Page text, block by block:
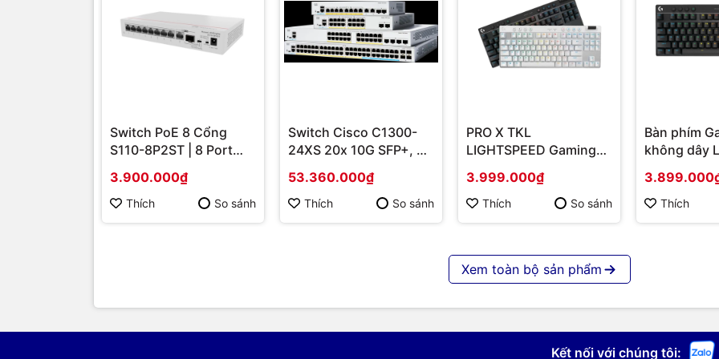
Switch PoE 8 Cổng
S110-8P2ST | 8 Port
Giá Tốt
3.900.000₫
Thích So sánh
Switch Cisco C1300-
24XS 20x 10G SFP+, 4x
combo | Hàng chính
hãng
53.360.000₫
Thích So sánh
PRO X TKL
LIGHTSPEED Gaming
(Switch Tactile) | Hàng
chính hãng
3.999.000₫
Thích So sánh
Bàn phím
không dây
đen Tactile
920-
chính hãng
Thích
Xem toàn bộ sản phẩm
Kết nối với chúng tôi: